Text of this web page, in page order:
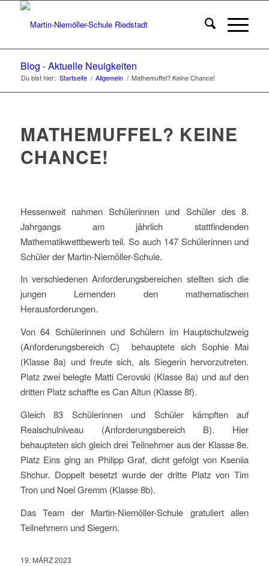
Blog - Aktuelle Neuigkeiten
Du bist hier: Startseite / Allgemein / Mathemuffel? Keine Chance!
MATHEMUFFEL? KEINE
CHANCE!
Hessenweit nahmen Schülerinnen und Schüler des 8.
Jahrgangs am jährlich stattfindenden
Mathematikwettbewerb teil. So auch 147 Schülerinnen und
Schüler der Martin-Niemöller-Schule.
In verschiedenen Anforderungsbereichen stellten sich die
jungen Lernenden den mathematischen
Herausforderungen.
Von 64 Schülerinnen und Schülern im Hauptschulzweig
(Anforderungsbereich C) behauptete sich Sophie Mai
(Klasse 8a) und freute sich, als Siegerin hervorzutreten.
Platz zwei belegte Matti Cerovski (Klasse 8a) und auf den
dritten Platz schaffte es Can Altun (Klasse 8f).
Gleich 83 Schülerinnen und Schüler kämpften auf
Realschulniveau (Anforderungsbereich B). Hier
behaupteten sich gleich drei Teilnehmer aus der Klasse 8e.
Platz Eins ging an Philipp Graf, dicht gefolgt von Kseniia
Shchur. Doppelt besetzt wurde der dritte Platz von Tim
Tron und Noel Gremm (Klasse 8b).
Das Team der Martin-Niemöller-Schule gratuliert allen
Teilnehmern und Siegern.
19. MÄRZ 2023